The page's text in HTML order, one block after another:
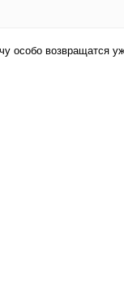
особо возвращатся